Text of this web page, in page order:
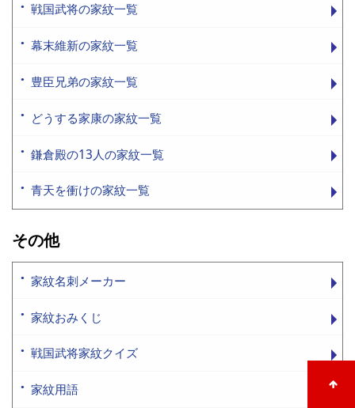
戦国武将の家紋一覧
幕末維新の家紋一覧
豊臣兄弟の家紋一覧
どうする家康の家紋一覧
鎌倉殿の13人の家紋一覧
青天を衝けの家紋一覧
その他
家紋名刺メーカー
家紋おみくじ
戦国武将家紋クイズ
家紋用語